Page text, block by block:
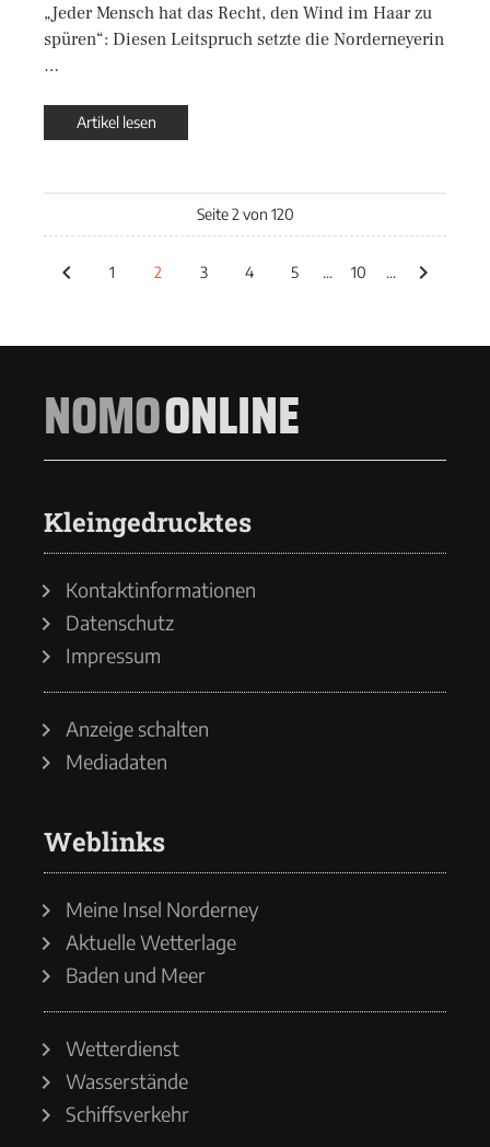
„Jeder Mensch hat das Recht, den Wind im Haar zu
spüren“: Diesen Leitspruch setzte die Norderneyerin
…
Artikel lesen
Seite 2 von 120
1 2 3 4 5 ... 10 ...
NOMOONLINE
Kleingedrucktes
Kontaktinformationen
Datenschutz
Impressum
Anzeige schalten
Mediadaten
Weblinks
Meine Insel Norderney
Aktuelle Wetterlage
Baden und Meer
Wetterdienst
Wasserstände
Schiffsverkehr